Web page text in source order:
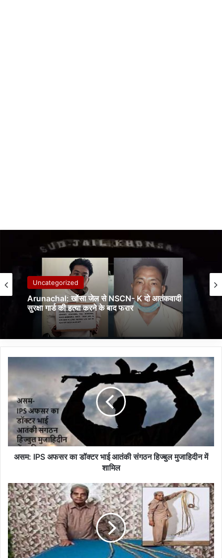
Uncategorized
Arunachal: खोंसा जेल से NSCN- K दो आतंकवादी
सुरक्षा गार्ड की हत्या करने के बाद फरार
स
I
P
S
अ
फ
डॉ
क्ट
र
भा
ई
आ
तं
असम: IPS अफसर का डॉक्टर भाई आतंकी संगठन हिज्बुल मुजाहिदीन में
शामिल
W
a
t
c
h
V
i